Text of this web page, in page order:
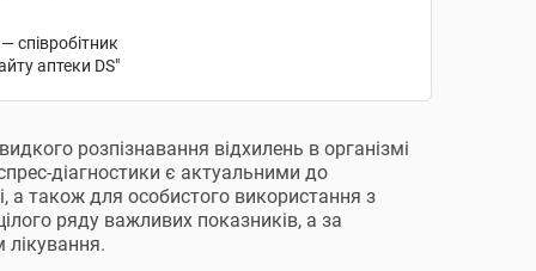
співробітник
аптеки DS"
розпізнавання відхилень в організмі
діагностики є актуальними до
а також для особистого використання з
ряду важливих показників, а за
лікування.